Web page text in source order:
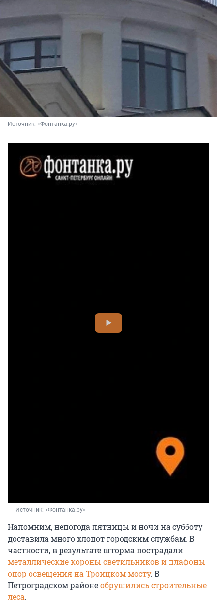
Источник: «Фонтанка.ру»
Источник: «Фонтанка.ру»
Напомним, непогода пятницы и ночи на субботу
доставила много хлопот городским службам. В
частности, в результате шторма пострадали
металлические короны светильников и плафоны
опор освещения на Троицком мосту. В
Петроградском районеобрушились строительные
леса.